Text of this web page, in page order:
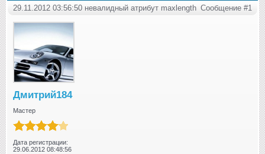
29.11.2012 03:56:50 невалидный атрибут maxlength Сообщение #1
Дмитрий184
Мастер
Дата регистрации:
29.06.2012 08:48:56